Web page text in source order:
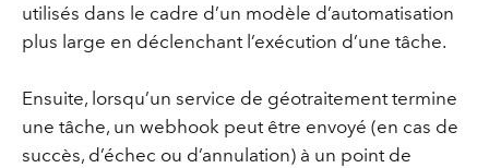
utilisés dans le cadre d’un modèle d’automatisation
plus large en déclenchant l’exécution d’une tâche.
Ensuite, lorsqu’un service de géotraitement termine
une tâche, un webhook peut être envoyé (en cas de
succès, d’échec ou d’annulation) à un point de